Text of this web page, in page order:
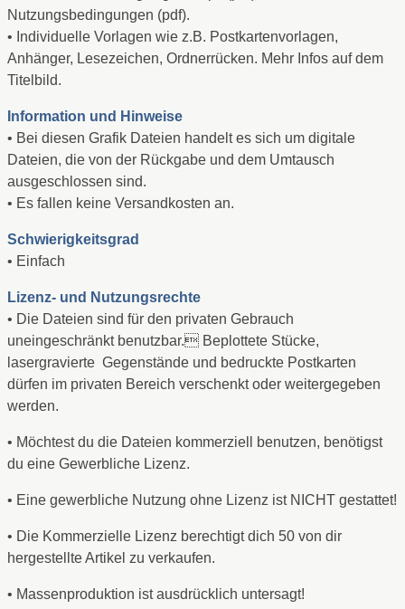
Nutzungsbedingungen (pdf).
• Individuelle Vorlagen wie z.B. Postkartenvorlagen,
Anhänger, Lesezeichen, Ordnerrücken. Mehr Infos auf dem
Titelbild.
Information und Hinweise
• Bei diesen Grafik Dateien handelt es sich um digitale
Dateien, die von der Rückgabe und dem Umtausch
ausgeschlossen sind.
• Es fallen keine Versandkosten an.
Schwierigkeitsgrad
• Einfach
Lizenz- und Nutzungsrechte
• Die Dateien sind für den privaten Gebrauch
uneingeschränkt benutzbar. Beplottete Stücke,
lasergravierte Gegenstände und bedruckte Postkarten
dürfen im privaten Bereich verschenkt oder weitergegeben
werden.
• Möchtest du die Dateien kommerziell benutzen, benötigst
du eine Gewerbliche Lizenz.
• Eine gewerbliche Nutzung ohne Lizenz ist NICHT gestattet!
• Die Kommerzielle Lizenz berechtigt dich 50 von dir
hergestellte Artikel zu verkaufen.
• Massenproduktion ist ausdrücklich untersagt!